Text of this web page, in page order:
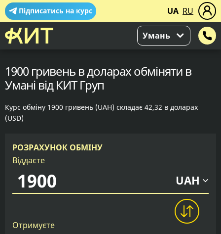
Підписатись на курс UA RU
Умань
1900 гривень в доларах обміняти в
Умані від КИТ Груп
Курс обміну 1900 гривень (UAH) складає 42,32 в доларах
(USD)
РОЗРАХУНОК ОБМІНУ
Віддаєте
UAH
Отримуєте